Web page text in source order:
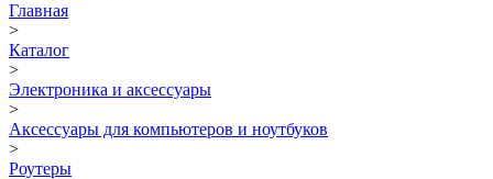
Главная
>
Каталог
>
Электроника и аксессуары
>
Аксессуары для компьютеров и ноутбуков
>
Роутеры